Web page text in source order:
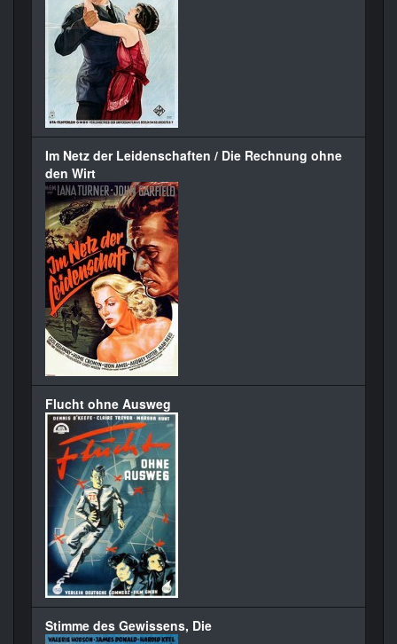
Im Netz der Leidenschaften / Die Rechnung ohne
den Wirt
Flucht ohne Ausweg
Stimme des Gewissens, Die